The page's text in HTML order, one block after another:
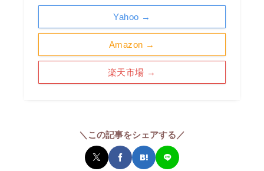
Amazon →
楽天市場 →
Yahoo →
＼この記事をシェアする／